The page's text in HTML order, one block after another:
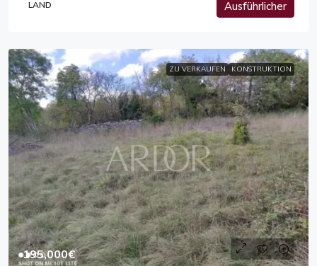
LAND Ausführlicher
ZU VERKAUFEN KONSTRUKTION
195,000€